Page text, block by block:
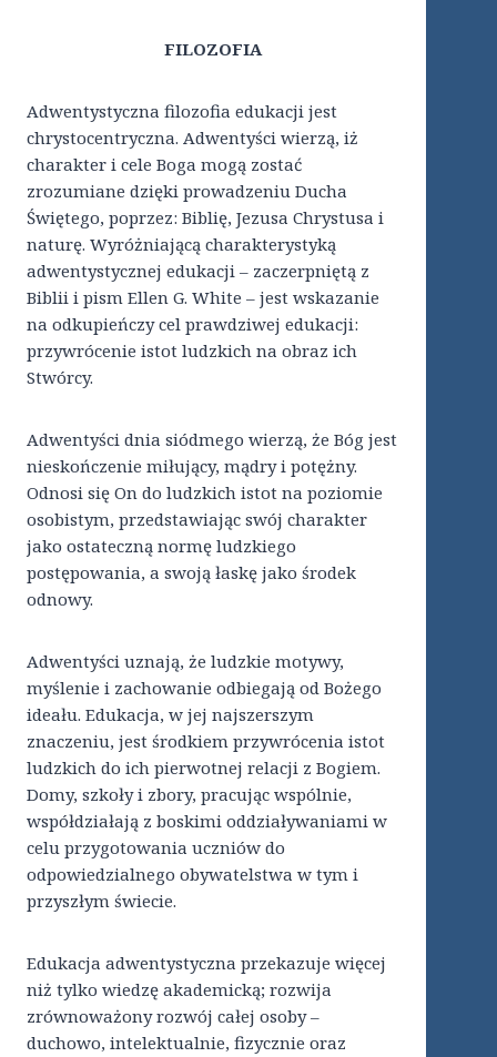
FILOZOFIA
Adwentystyczna filozofia edukacji jest
chrystocentryczna. Adwentyści wierzą, iż
charakter i cele Boga mogą zostać
zrozumiane dzięki prowadzeniu Ducha
Świętego, poprzez: Biblię, Jezusa Chrystusa i
naturę. Wyróżniającą charakterystyką
adwentystycznej edukacji – zaczerpniętą z
Biblii i pism Ellen G. White – jest wskazanie
na odkupieńczy cel prawdziwej edukacji:
przywrócenie istot ludzkich na obraz ich
Stwórcy.
Adwentyści dnia siódmego wierzą, że Bóg jest
nieskończenie miłujący, mądry i potężny.
Odnosi się On do ludzkich istot na poziomie
osobistym, przedstawiając swój charakter
jako ostateczną normę ludzkiego
postępowania, a swoją łaskę jako środek
odnowy.
Adwentyści uznają, że ludzkie motywy,
myślenie i zachowanie odbiegają od Bożego
ideału. Edukacja, w jej najszerszym
znaczeniu, jest środkiem przywrócenia istot
ludzkich do ich pierwotnej relacji z Bogiem.
Domy, szkoły i zbory, pracując wspólnie,
współdziałają z boskimi oddziaływaniami w
celu przygotowania uczniów do
odpowiedzialnego obywatelstwa w tym i
przyszłym świecie.
Edukacja adwentystyczna przekazuje więcej
niż tylko wiedzę akademicką; rozwija
zrównoważony rozwój całej osoby –
duchowo, intelektualnie, fizycznie oraz